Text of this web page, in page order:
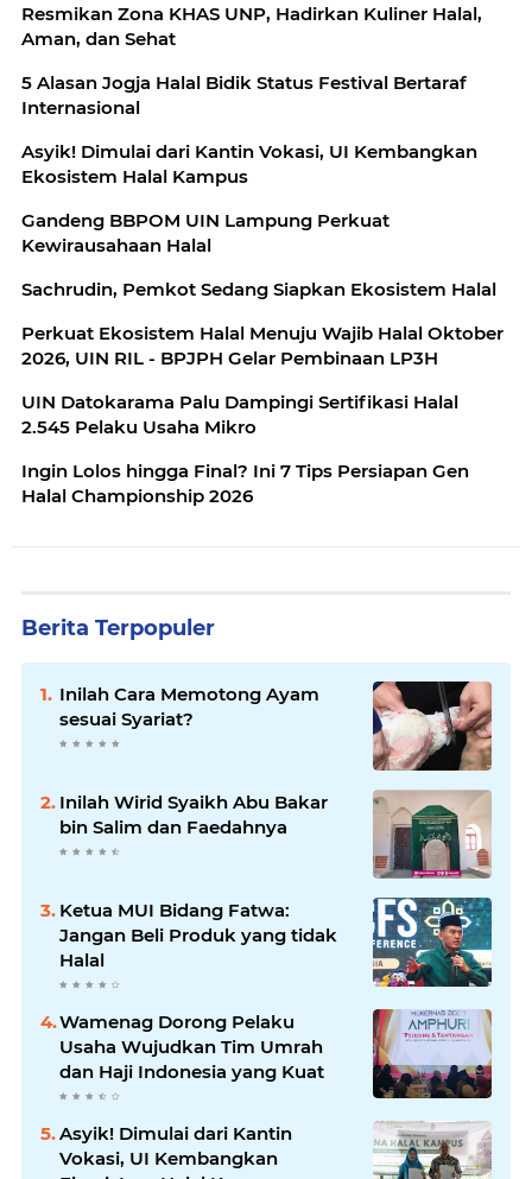
Resmikan Zona KHAS UNP, Hadirkan Kuliner Halal,
Aman, dan Sehat
5 Alasan Jogja Halal Bidik Status Festival Bertaraf
Internasional
Asyik! Dimulai dari Kantin Vokasi, UI Kembangkan
Ekosistem Halal Kampus
Gandeng BBPOM UIN Lampung Perkuat
Kewirausahaan Halal
Sachrudin, Pemkot Sedang Siapkan Ekosistem Halal
Perkuat Ekosistem Halal Menuju Wajib Halal Oktober
2026, UIN RIL - BPJPH Gelar Pembinaan LP3H
UIN Datokarama Palu Dampingi Sertifikasi Halal
2.545 Pelaku Usaha Mikro
Ingin Lolos hingga Final? Ini 7 Tips Persiapan Gen
Halal Championship 2026
Berita Terpopuler
Inilah Cara Memotong Ayam
sesuai Syariat?
Inilah Wirid Syaikh Abu Bakar
bin Salim dan Faedahnya
Ketua MUI Bidang Fatwa:
Jangan Beli Produk yang tidak
Halal
Wamenag Dorong Pelaku
Usaha Wujudkan Tim Umrah
dan Haji Indonesia yang Kuat
Asyik! Dimulai dari Kantin
Vokasi, UI Kembangkan